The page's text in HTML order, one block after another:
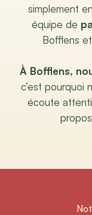
simplement
équipe de
Bofflens
À Bofflens,
c’est pourquoi
écoute